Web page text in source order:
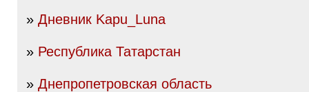
» Дневник Kapu_Luna
» Республика Татарстан
» Днепропетровская область